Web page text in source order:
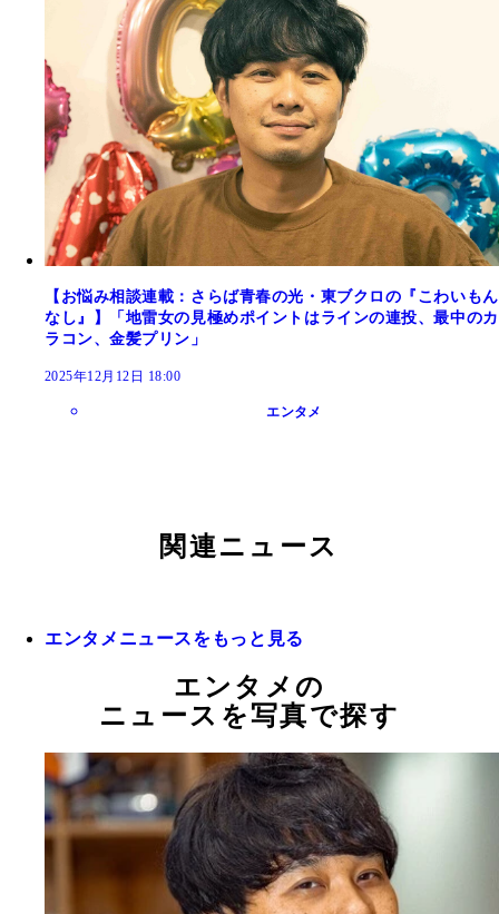
【お悩み相談連載：さらば青春の光・東ブクロの『こわいもん
なし』】「地雷女の見極めポイントはラインの連投、最中のカ
ラコン、金髪プリン」
2025年12月12日 18:00
エンタメ
関連ニュース
エンタメニュースをもっと見る
エンタメの
ニュースを写真で探す